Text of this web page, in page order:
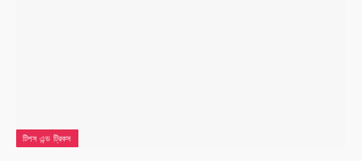
টিপস এন্ড ট্রিকস